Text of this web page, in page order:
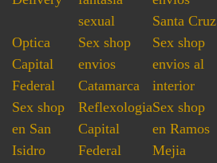
sexual
Santa Cruz
Optica
Capital
Federal
Sex shop
envios
Catamarca
Sex shop
envios al
interior
Sex shop
en San
Isidro
Reflexologia
Capital
Federal
Sex shop
en Ramos
Mejia